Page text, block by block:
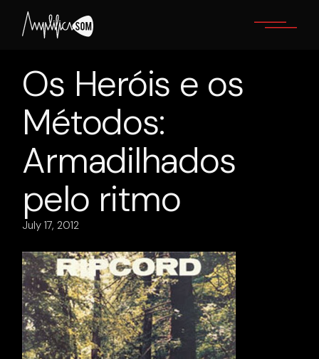
content
Os Heróis e os
Métodos:
Armadilhados
pelo ritmo
July 17, 2012